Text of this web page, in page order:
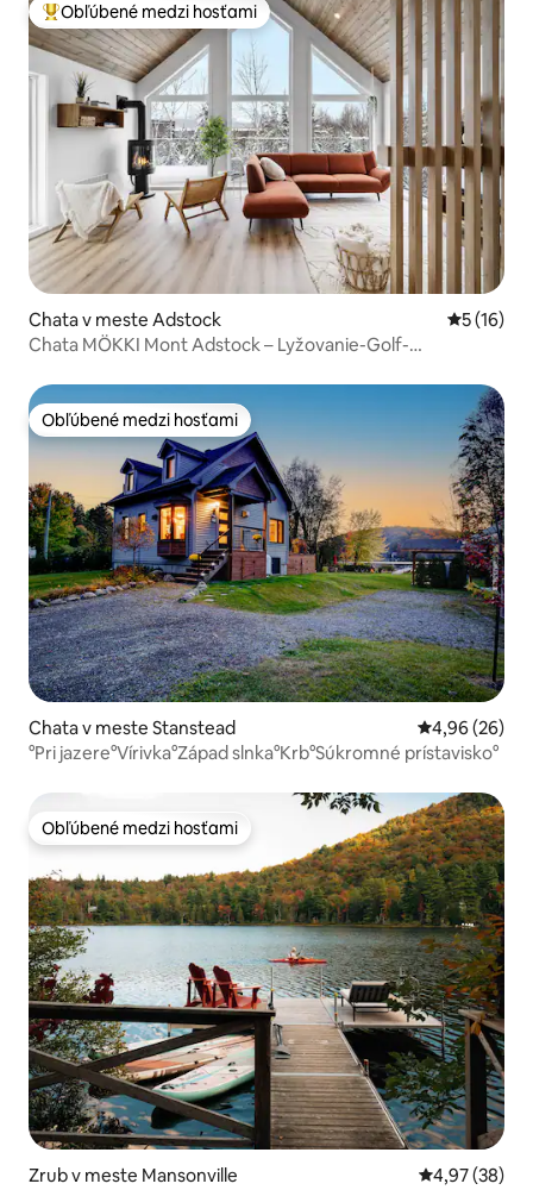
Najobľúbenejšie medzi hosťami
Obľúbené medzi hosťami
Chata v meste Adstock
5 (16)
Chata MÖKKI Mont Adstock – Lyžovanie-Golf-
Obľúbené medzi hosťami
Obľúbené medzi hosťami
Chata v meste Stanstead Priemerné
4,96 (26)
°Pri jazere°Vírivka°Západ slnka°Krb°Súkromné prístavisko°
Obľúbené medzi hosťami
Obľúbené medzi hosťami
Zrub v meste Mansonville Priemerné
4,97 (38)